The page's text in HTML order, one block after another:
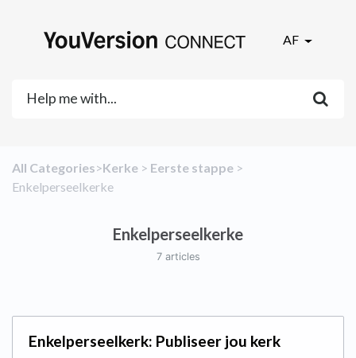
AF
All Categories​>​​Kerke ​ > ​ ​Eerste stappe ​ > ​
Enkelperseelkerke
Enkelperseelkerke
7 articles
Enkelperseelkerk: Publiseer jou kerk